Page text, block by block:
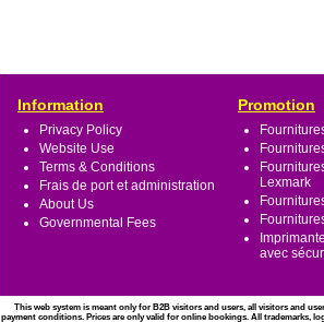
Information
Privacy Policy
Website Use
Terms & Conditions
Frais de port et administration
About Us
Governmental Fees
Promotion
Lexmark
avec
This web system is meant only for B2B visitors and users, all visitors and
payment conditions. Prices are only valid for online bookings. All trademarks,